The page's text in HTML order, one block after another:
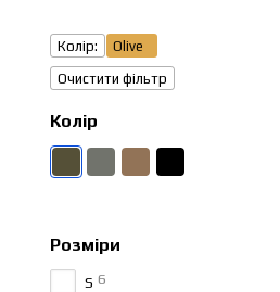
Колір:
Olive
Очистити фільтр
Колір
Розміри
S 6